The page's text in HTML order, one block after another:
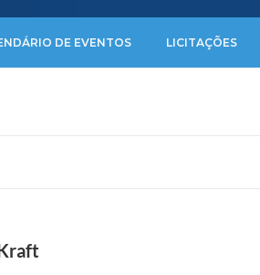
DE EVENTOS LICITAÇÕES